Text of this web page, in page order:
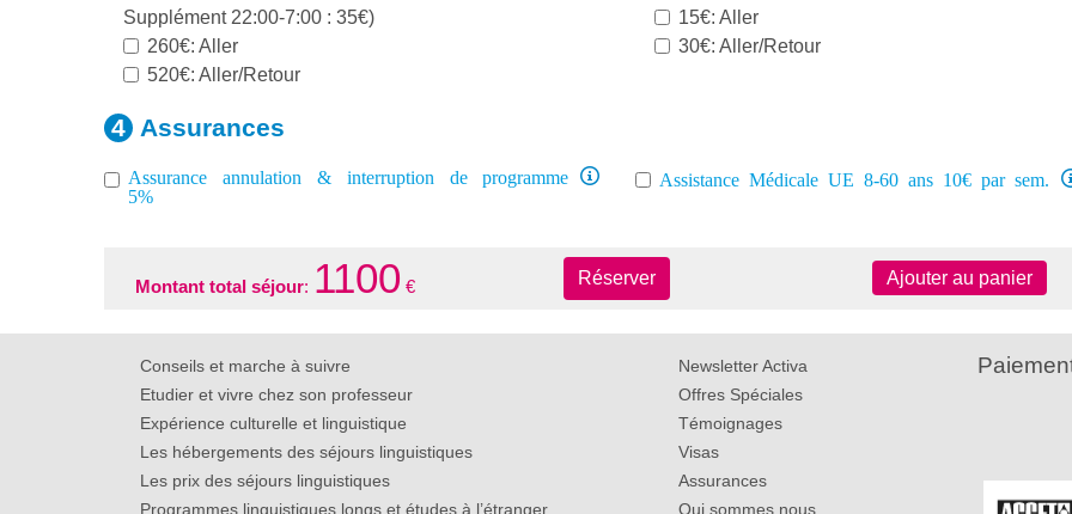
Supplément 22:00-7:00 : 35€)
260€: Aller
520€: Aller/Retour
15€: Aller
30€: Aller/Retour
Assurances
Assurance annulation & interruption de programme
5%
Assistance Médicale UE 8-60 ans 10€ par sem.
Montant total séjour: 1100 € Réserver Ajouter au panier
Conseils et marche à suivre
Etudier et vivre chez son professeur
Expérience culturelle et linguistique
Les hébergements des séjours linguistiques
Les prix des séjours linguistiques
Programmes linguistiques longs et études à l’étranger
Newsletter Activa
Offres Spéciales
Témoignages
Visas
Assurances
Qui sommes nous